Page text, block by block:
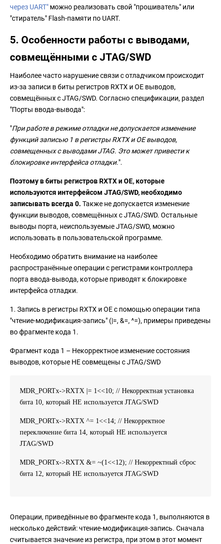
через UART" можно реализовать свой "прошиватель" или
"стиратель" Flash-памяти по UART.
5. Особенности работы с выводами,
совмещёнными с JTAG/SWD
Наиболее часто нарушение связи с отладчиком происходит
из-за записи в биты регистров RXTX и OE выводов,
совмещённых с JTAG/SWD. Согласно спецификации, раздел
"Порты ввода-вывода":
"При работе в режиме отладки не допускается изменение
функций записью 1 в регистры RXTX и OE выводов,
совмещенных с выводами JTAG. Это может привести к
блокировке интерфейса отладки.".
Поэтому в биты регистров RXTX и OE, которые
используются интерфейсом JTAG/SWD, необходимо
записывать всегда 0. Также не допускается изменение
функции выводов, совмещённых с JTAG/SWD. Остальные
выводы порта, неиспользуемые JTAG/SWD, можно
использовать в пользовательской программе.
Необходимо обратить внимание на наиболее
распространённые операции с регистрами контроллера
порта ввода-вывода, которые приводят к блокировке
интерфейса отладки.
1. Запись в регистры RXTX и OE с помощью операции типа
"чтение-модификация-запись" (|=, &=, ^=), примеры приведены
во фрагменте кода 1.
Фрагмент кода 1 – Некорректное изменение состояния
выводов, которые НЕ совмещены с JTAG/SWD
MDR_PORTx->RXTX |= 1<<10; // Некорректная установка
бита 10, который НЕ используется JTAG/SWD
MDR_PORTx->RXTX ^= 1<<14; // Некорректное
переключение бита 14, который НЕ используется
JTAG/SWD
MDR_PORTx->RXTX &= ~(1<<12); // Некорректный сброс
бита 12, который НЕ используется JTAG/SWD
Операции, приведённые во фрагменте кода 1, выполняются в
несколько действий: чтение-модификация-запись. Сначала
считывается значение из регистра, при этом в этот момент